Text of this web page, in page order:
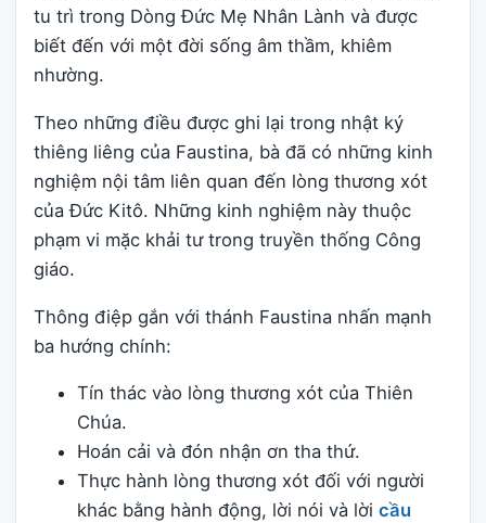
tu trì trong Dòng Đức Mẹ Nhân Lành và được
biết đến với một đời sống âm thầm, khiêm
nhường.
Theo những điều được ghi lại trong nhật ký
thiêng liêng của Faustina, bà đã có những kinh
nghiệm nội tâm liên quan đến lòng thương xót
của Đức Kitô. Những kinh nghiệm này thuộc
phạm vi mặc khải tư trong truyền thống Công
giáo.
Thông điệp gắn với thánh Faustina nhấn mạnh
ba hướng chính:
Tín thác vào lòng thương xót của Thiên
Chúa.
Hoán cải và đón nhận ơn tha thứ.
Thực hành lòng thương xót đối với người
khác bằng hành động, lời nói và lời cầu